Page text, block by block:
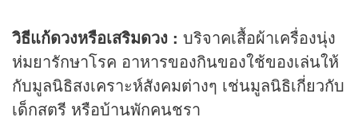
วิธีแก้ดวงหรือเสริมดวง : บริจาคเสื้อผ้าเครื่องนุ่ง
ห่มยารักษาโรค อาหารของกินของใช้ของเล่นให้
กับมูลนิธิสงเคราะห์สังคมต่างๆ เช่นมูลนิธิเกี่ยวกับ
เด็กสตรี หรือบ้านพักคนชรา